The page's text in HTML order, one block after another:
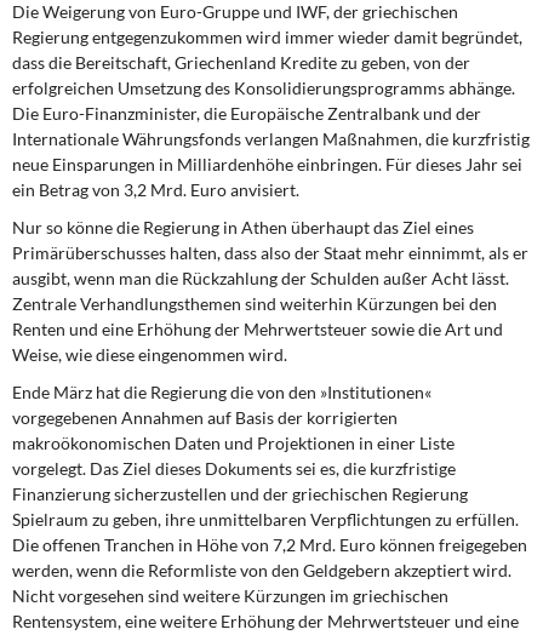
Die Weigerung von Euro-Gruppe und IWF, der griechischen
Regierung entgegenzukommen wird immer wieder damit begründet,
dass die Bereitschaft, Griechenland Kredite zu geben, von der
erfolgreichen Umsetzung des Konsolidierungsprogramms abhänge.
Die Euro-Finanzminister, die Europäische Zentralbank und der
Internationale Währungsfonds verlangen Maßnahmen, die kurzfristig
neue Einsparungen in Milliardenhöhe einbringen. Für dieses Jahr sei
ein Betrag von 3,2 Mrd. Euro anvisiert.
Nur so könne die Regierung in Athen überhaupt das Ziel eines
Primärüberschusses halten, dass also der Staat mehr einnimmt, als er
ausgibt, wenn man die Rückzahlung der Schulden außer Acht lässt.
Zentrale Verhandlungsthemen sind weiterhin Kürzungen bei den
Renten und eine Erhöhung der Mehrwertsteuer sowie die Art und
Weise, wie diese eingenommen wird.
Ende März hat die Regierung die von den »Institutionen«
vorgegebenen Annahmen auf Basis der korrigierten
makroökonomischen Daten und Projektionen in einer Liste
vorgelegt. Das Ziel dieses Dokuments sei es, die kurzfristige
Finanzierung sicherzustellen und der griechischen Regierung
Spielraum zu geben, ihre unmittelbaren Verpflichtungen zu erfüllen.
Die offenen Tranchen in Höhe von 7,2 Mrd. Euro können freigegeben
werden, wenn die Reformliste von den Geldgebern akzeptiert wird.
Nicht vorgesehen sind weitere Kürzungen im griechischen
Rentensystem, eine weitere Erhöhung der Mehrwertsteuer und eine